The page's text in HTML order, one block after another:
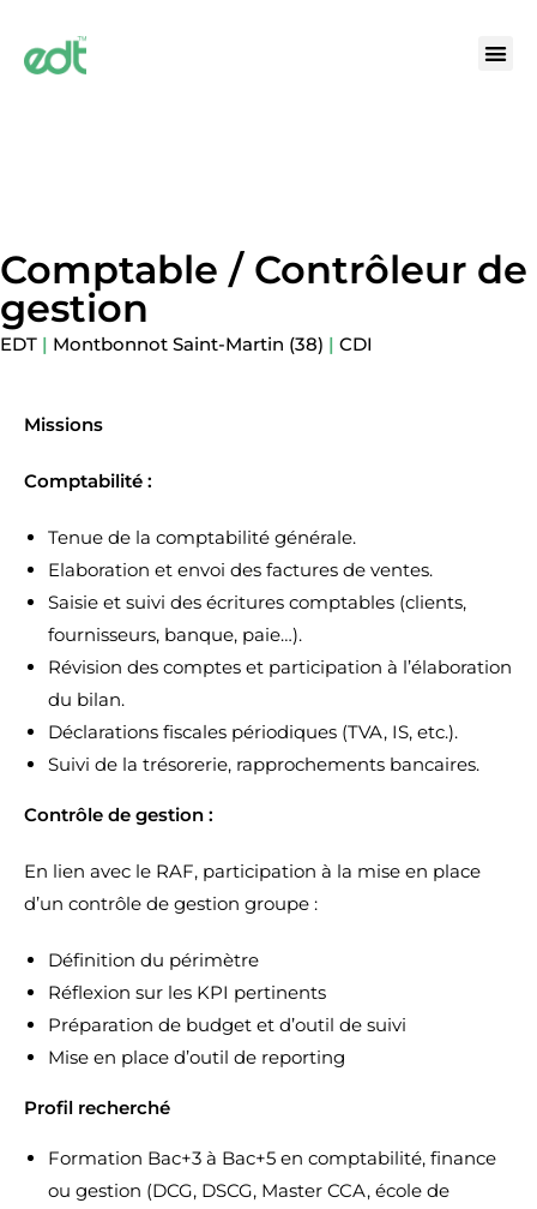
Comptable / Contrôleur de
gestion
EDT | Montbonnot Saint-Martin (38) | CDI
Missions
Comptabilité :
Tenue de la comptabilité générale.
Elaboration et envoi des factures de ventes.
Saisie et suivi des écritures comptables (clients,
fournisseurs, banque, paie…).
Révision des comptes et participation à l’élaboration
du bilan.
Déclarations fiscales périodiques (TVA, IS, etc.).
Suivi de la trésorerie, rapprochements bancaires.
Contrôle de gestion :
En lien avec le RAF, participation à la mise en place
d’un contrôle de gestion groupe :
Définition du périmètre
Réflexion sur les KPI pertinents
Préparation de budget et d’outil de suivi
Mise en place d’outil de reporting
Profil recherché
Formation Bac+3 à Bac+5 en comptabilité, finance
ou gestion (DCG, DSCG, Master CCA, école de